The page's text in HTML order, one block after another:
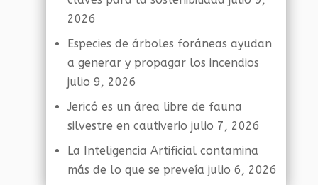
2026
Especies de árboles foráneas ayudan
a generar y propagar los incendios
julio 9, 2026
Jericó es un área libre de fauna
silvestre en cautiverio julio 7, 2026
La Inteligencia Artificial contamina
más de lo que se preveía julio 6, 2026